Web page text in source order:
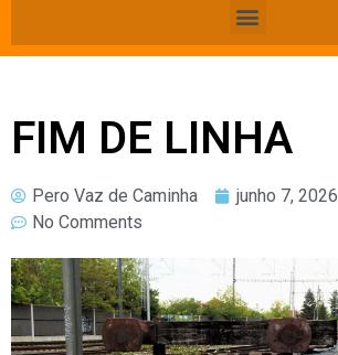
FIM DE LINHA
Pero Vaz de Caminha junho 7, 2026
No Comments